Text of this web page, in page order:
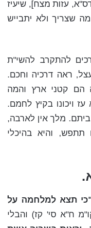
עזות מצח], שיעיז
שצריך ולא יתבייש
להתקרב להשי"ת
ראה דרכיה וחכם.
הם קטני ארץ והמה
ויכונו בקיץ לחמם.
מלך אין לארבה,
תתפש, והיא בהיכלי
תצא למלחמה על
ח"א סי' קז) והבלי